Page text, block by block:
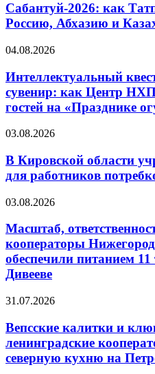
Сабантуй-2026: как
Россию, Абхазию и
04.08.2026
Интеллектуальный
сувенир: как Центр
гостей на «Празднике
03.08.2026
В Кировской области
для работников
03.08.2026
Масштаб,
кооператоры
обеспечили питанием
Дивееве
31.07.2026
Вепсские калитки и
ленинградские
северную кухню на